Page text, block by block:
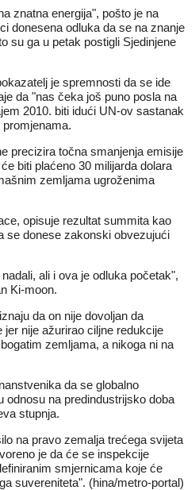
znatna energija", pošto je na
donesena odluka da se na znanje
su ga u petak postigli Sjedinjene
je spremnosti da se ide
da "nas čeka još puno posla na
2010. biti idući UN-ov sastanak
precizira točna smanjenja emisije
biti plaćeno 30 milijarda dolara
zemljama ugroženima
opisuje rezultat summita kao
se donese zakonski obvezujući
ali i ova je odluka početak",
Ki-moon.
da on nije dovoljan da
nije ažurirao ciljne redukcije
zemljama, a nikoga ni na
da se globalno
odnosu na predindustrijsko doba
stupnja.
na pravo zemalja trećega svijeta
je da će se inspekcije
smjernicama koje će
suvereniteta". (hina/metro-portal)